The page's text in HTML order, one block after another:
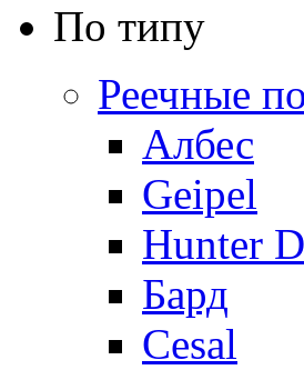
По типу
Реечные
Албес
Geipel
Hunter
Бард
Cesal